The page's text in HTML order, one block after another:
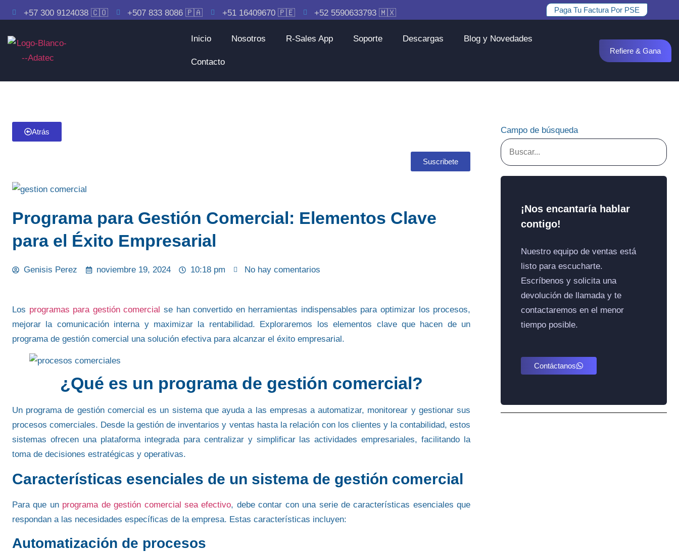
+57 300 9124038 🇨🇴 +507 833 8086 🇵🇦 +51 16409670 🇵🇪 +52 5590633793 🇲🇽 Paga Tu Factura Por PSE
Inicio Nosotros R-Sales App Soporte Descargas Blog y Novedades
Contacto
Refiere & Gana
Atrás
Suscribete
Programa para Gestión Comercial: Elementos Clave
para el Éxito Empresarial
Genisis Perez noviembre 19, 2024 10:18 pm No hay comentarios
Los programas para gestión comercial se han convertido en herramientas indispensables para optimizar los procesos,
mejorar la comunicación interna y maximizar la rentabilidad. Exploraremos los elementos clave que hacen de un
programa de gestión comercial una solución efectiva para alcanzar el éxito empresarial.
¿Qué es un programa de gestión comercial?
Un programa de gestión comerciales un sistema que ayuda a las empresas a automatizar, monitorear y gestionar sus
procesos comerciales. Desde la gestión de inventarios y ventas hasta la relación conlos clientes y la contabilidad, estos
sistemas ofrecen una plataforma integrada para centralizar y simplificar las actividades empresariales, facilitando la
toma de decisiones estratégicas y operativas.
Características esenciales de un sistema de gestión comercial
Para que un programa de gestión comercial sea efectivo, debe contar con una serie de características esenciales que
respondan a las necesidades específicas de la empresa. Estas características incluyen:
Automatización de procesos
Campo de búsqueda
¡Nos encantaría hablar
contigo!
Nuestro equipo de ventas está
listo para escucharte.
Escríbenos y solicita una
devolución de llamada y te
contactaremos en el menor
tiempo posible.
Contáctanos